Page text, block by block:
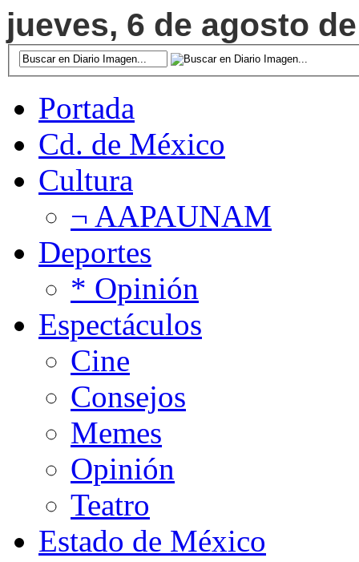
jueves, 6 de agosto
Portada
Cd. de México
Cultura
¬ AAPAUNAM
Deportes
* Opinión
Espectáculos
Cine
Consejos
Memes
Opinión
Teatro
Estado de México